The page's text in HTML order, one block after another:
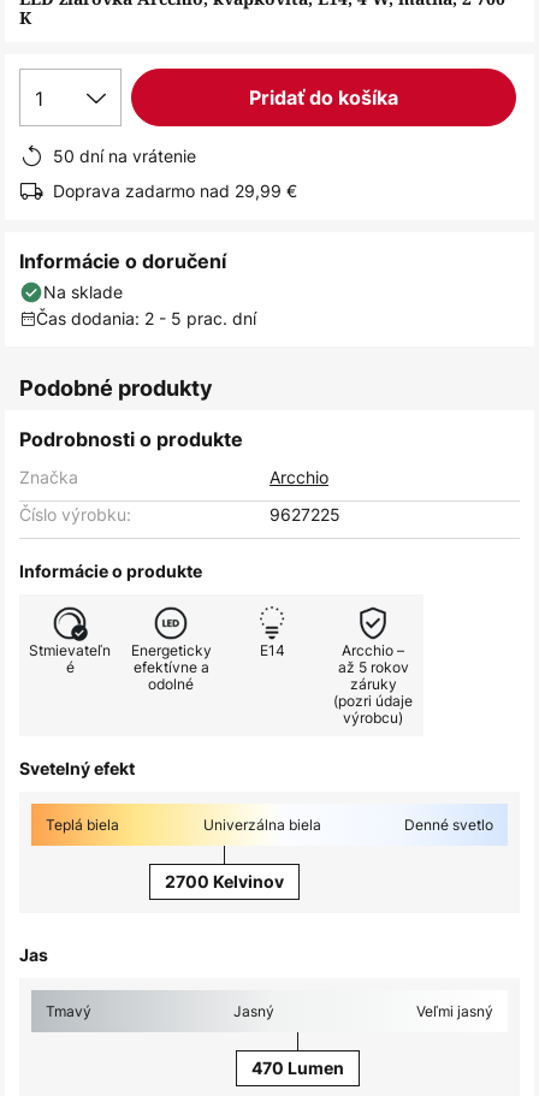
K
1 Pridať do košíka
50 dní na vrátenie
Doprava zadarmo nad 29,99 €
Informácie o doručení
Na sklade
Čas dodania: 2 - 5 prac. dní
Podobné produkty
Podrobnosti o produkte
Značka
Arcchio
Číslo výrobku:
9627225
Informácie o produkte
Stmievateľn
é
Energeticky
efektívne a
odolné
E14
Arcchio –
až 5 rokov
záruky
(pozri údaje
výrobcu)
Svetelný efekt
Teplá biela Univerzálna biela Denné svetlo
2700 Kelvinov
Jas
Tmavý Jasný Veľmi jasný
470 Lumen